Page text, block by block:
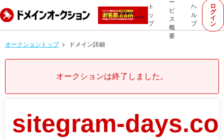
ト
ッ
プ
ー
ビ
ス
概
要
ヘ
ル
プ
ロ
グ
イ
ン
オークショントップ ドメイン詳細
オークションは終了しました。
sitegram-days.co